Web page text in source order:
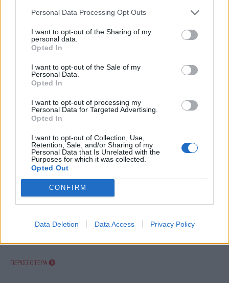
Personal Data Processing Opt Outs
I want to opt-out of the Sharing of my
personal data.
Opted In
I want to opt-out of the Sale of my
Personal Data.
Opted In
I want to opt-out of processing my
Personal Data for Targeted Advertising.
Opted In
I want to opt-out of Collection, Use,
Retention, Sale, and/or Sharing of my
Personal Data that Is Unrelated with the
Purposes for which it was collected.
Opted Out
CONFIRM
Data Deletion Data Access Privacy Policy
ΠΕΡΙΣΣΟΤΕΡΑ